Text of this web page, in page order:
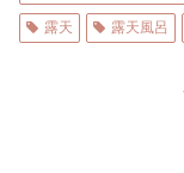
露天 露天風呂